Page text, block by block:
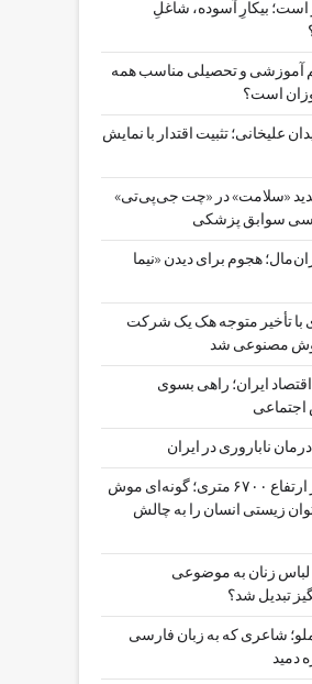
است؛ بیکارِ آسوده، شاغلِ
آموزشی و تحصیلی مناسب همه
است؟
علیخانی؛ تثبیت اقتدار با نمایش
«سلامت» در «چت ‌جی‌پی‌تی»
سوابق پزشکی
هجوم برای دیدن «نیما
با تأخیر متوجه هک یک شرکت
مصنوعی شد
اقتصاد ایران؛ راهی بسوی
ناباروری در ایران
زندگی در ارتفاع ۶۷۰۰ متری؛ گونه‌ای موش
زیستی انسان را به چالش
زنان به موضوعی
تبدیل شد؟
شاعری که به زبان فارسی
دمید